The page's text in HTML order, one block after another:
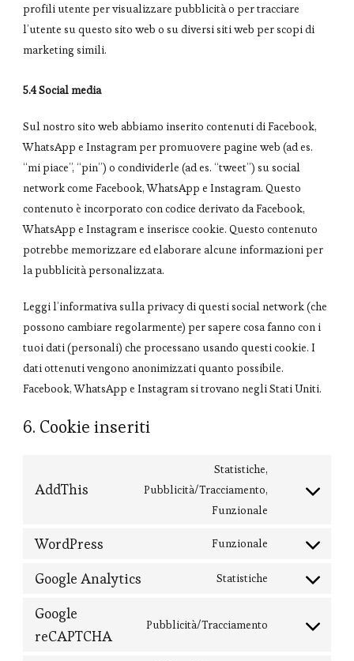
profili utente per visualizzare pubblicità o per tracciare
l’utente su questo sito web o su diversi siti web per scopi di
marketing simili.
5.4 Social media
Sul nostro sito web abbiamo inserito contenuti di Facebook,
WhatsApp e Instagram per promuovere pagine web (ad es.
“mi piace”, “pin”) o condividerle (ad es. “tweet”) su social
network come Facebook, WhatsApp e Instagram. Questo
contenuto è incorporato con codice derivato da Facebook,
WhatsApp e Instagram e inserisce cookie. Questo contenuto
potrebbe memorizzare ed elaborare alcune informazioni per
la pubblicità personalizzata.
Leggi l’informativa sulla privacy di questi social network (che
possono cambiare regolarmente) per sapere cosa fanno con i
tuoi dati (personali) che processano usando questi cookie. I
dati ottenuti vengono anonimizzati quanto possibile.
Facebook, WhatsApp e Instagram si trovano negli Stati Uniti.
6. Cookie inseriti
AddThis
Statistiche,
Pubblicità/Tracciamento,
Funzionale
Consent
service
WordPress Funzionale
Consent
Google Analytics Statistiche
Consent
service
Google
reCAPTCHA
Pubblicità/Tracciamento
Consent